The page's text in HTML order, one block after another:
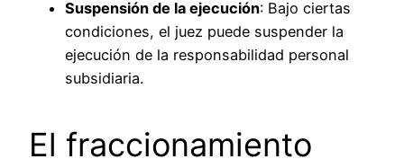
Suspensión de la ejecución: Bajo ciertas
condiciones, el juez puede suspender la
ejecución de la responsabilidad personal
subsidiaria.
El fraccionamiento